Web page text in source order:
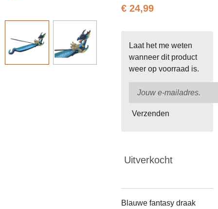
€ 24,99
Laat het me weten
wanneer dit product
weer op voorraad is.
Verzenden
Uitverkocht
Blauwe fantasy draak